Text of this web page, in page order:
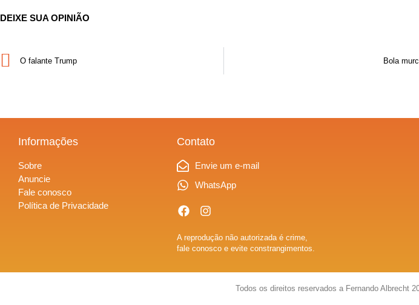
DEIXE SUA OPINIÃO
O falante Trump Bola
Informações
Sobre
Anuncie
Fale conosco
Política de Privacidade
Contato
Envie um e-mail
WhatsApp
A reprodução não autorizada é crime,
fale conosco e evite constrangimentos.
Todos os direitos reservados a Fernando Albrecht